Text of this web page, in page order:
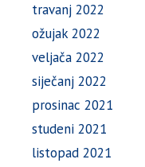
travanj 2022
ožujak 2022
veljača 2022
siječanj 2022
prosinac 2021
studeni 2021
listopad 2021